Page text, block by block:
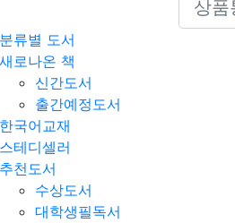
분류별 도서
새로나온 책
신간도서
출간예정도서
한국어교재
스테디셀러
추천도서
수상도서
대학생필독서